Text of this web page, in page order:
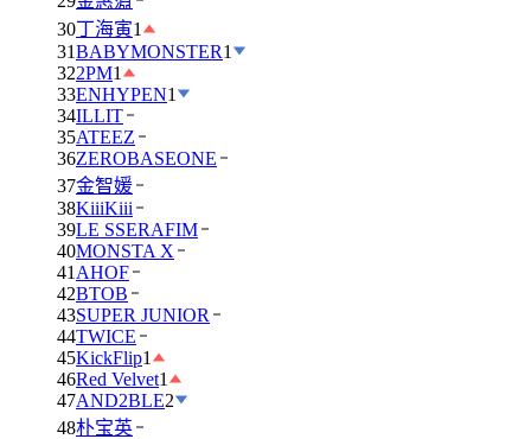
30丁海寅1
31BABYMONSTER1
322PM1
33ENHYPEN1
34ILLIT
35ATEEZ
36ZEROBASEONE
37金智媛
38KiiiKiii
39LE SSERAFIM
40MONSTA X
41 AHOF
42BTOB
43SUPER JUNIOR
44TWICE
45KickFlip1
46Red Velvet1
47AND2BLE2
48朴宝英